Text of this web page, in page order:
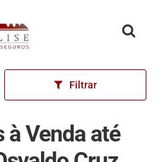
inicial
Filtrar
Venda até